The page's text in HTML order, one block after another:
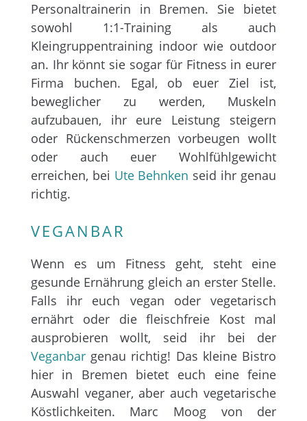
Personaltrainerin in Bremen. Sie bietet
sowohl 1:1-Training als auch
Kleingruppentraining indoor wie outdoor
an. Ihr könnt sie sogar für Fitness in eurer
Firma buchen. Egal, ob euer Ziel ist,
beweglicher zu werden, Muskeln
aufzubauen, ihr eure Leistung steigern
oder Rückenschmerzen vorbeugen wollt
oder auch euer Wohlfühlgewicht
erreichen, bei Ute Behnken seid ihr genau
richtig.
VEGANBAR
Wenn es um Fitness geht, steht eine
gesunde Ernährung gleich an erster Stelle.
Falls ihr euch vegan oder vegetarisch
ernährt oder die fleischfreie Kost mal
ausprobieren wollt, seid ihr bei der
Veganbargenau richtig! Das kleine Bistro
hier in Bremen bietet euch eine feine
Auswahl veganer, aber auch vegetarische
Köstlichkeiten. Marc Moog von der